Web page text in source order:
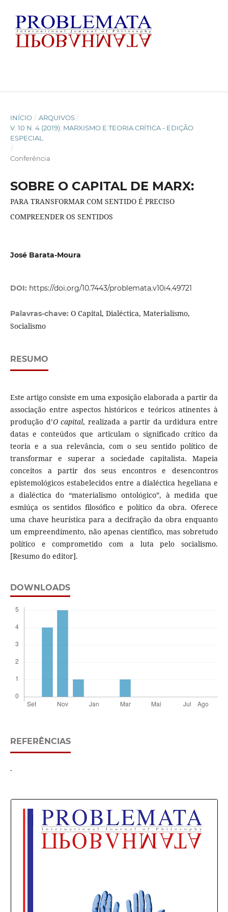
INÍCIO / ARQUIVOS /
V. 10 N. 4 (2019): MARXISMO E TEORIA CRÍTICA - EDIÇÃO
ESPECIAL
/
Conferência
SOBRE O CAPITAL DE MARX:
PARA TRANSFORMAR COM SENTIDO É PRECISO
COMPREENDER OS SENTIDOS
José Barata-Moura
DOI: https://doi.org/10.7443/problemata.v10i4.49721
Palavras-chave: O Capital, Dialéctica, Materialismo,
Socialismo
RESUMO
Este artigo consiste em uma exposição elaborada a partir da
associação entre aspectos históricos e teóricos atinentes à
produção d’O capital, realizada a partir da urdidura entre
datas e conteúdos que articulam o significado crítico da
teoria e a sua relevância, com o seu sentido político de
transformar e superar a sociedade capitalista. Mapeia
conceitos a partir dos seus encontros e desencontros
epistemológicos estabelecidos entre a dialéctica hegeliana e
a dialéctica do “materialismo ontológico”, à medida que
esmiúça os sentidos filosófico e político da obra. Oferece
uma chave heurística para a decifração da obra enquanto
um empreendimento, não apenas científico, mas sobretudo
político e comprometido com a luta pelo socialismo.
[Resumo do editor].
DOWNLOADS
REFERÊNCIAS
.